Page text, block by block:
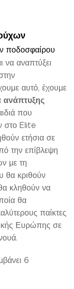
ποδοσφαίρου
να αναπτύξει
αυτό, έχουμε
ανάπτυξης
που
στο Elite
ετήσια σε
την επίβλεψη
με τη
θα κριθούν
κληθούν να
θα
παίκτες
Ευρώπης σε
6